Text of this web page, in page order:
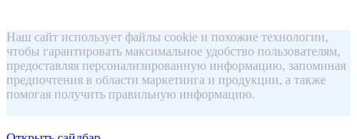
Наш сайт использует файлы cookie и похожие технологии,
чтобы гарантировать максимальное удобство пользователям,
предоставляя персонализированную информацию, запоминая
предпочтения в области маркетинга и продукции, а также
помогая получить правильную информацию.